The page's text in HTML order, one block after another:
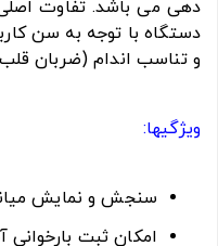
دستگاه با توجه به سن
و تناسب اندام (ضربان
ویژگیها:
سنجش و نمایش
امکان ثبت بارخوانی